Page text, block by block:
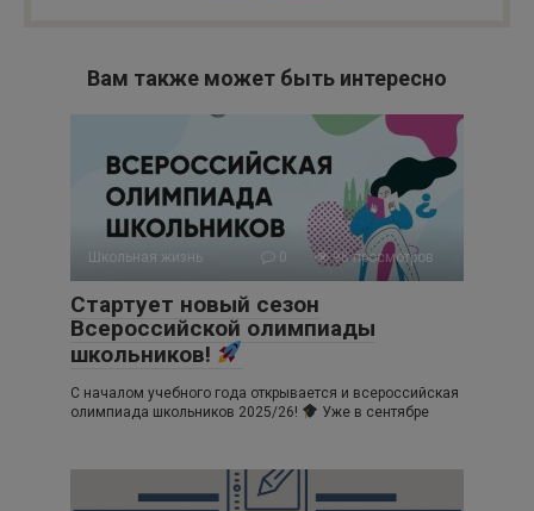
Вам также может быть интересно
Школьная жизнь 0 96 просмотров
Стартует новый сезон
Всероссийской олимпиады
школьников!
С началом учебного года открывается и всероссийская
олимпиада школьников 2025/26!
Уже в сентябре